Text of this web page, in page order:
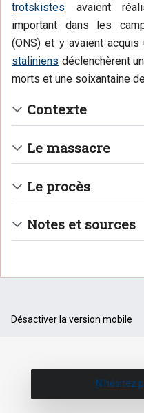
trotskistes avaient
important dans les
(ONS) et y avaient
staliniens déclenchèrent
morts et une soixantaine
Contexte
Le massacre
Le procès
Notes et sources
Désactiver la version mobile
N'hésitez